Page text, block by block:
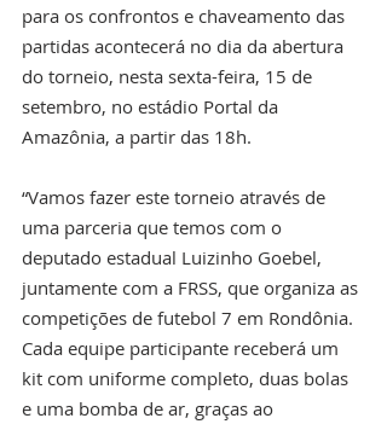
para os confrontos e chaveamento das
partidas acontecerá no dia da abertura
do torneio, nesta sexta-feira, 15 de
setembro, no estádio Portal da
Amazônia, a partir das 18h.
“Vamos fazer este torneio através de
uma parceria que temos com o
deputado estadual Luizinho Goebel,
juntamente com a FRSS, que organiza as
competições de futebol 7 em Rondônia.
Cada equipe participante receberá um
kit com uniforme completo, duas bolas
e uma bomba de ar, graças ao